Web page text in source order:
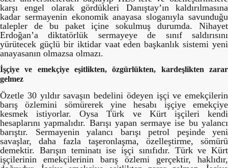
karşı engel olarak gördükleri Danıştay’ın kaldırılmasına
kadar sermayenin ekonomik anayasa sloganıyla savunduğu
talepler de bu paket içine sokulmuş durumda. Nihayet
Erdoğan’a diktatörlük sermayeye de sınıf saldırısını
yürütecek güçlü bir iktidar vaat eden başkanlık sistemi yeni
anayasanın olmazsa olmazı.
İşçiye ve emekçiye eşitlikten, özgürlükten, kardeşlikten zarar
gelmez
Özetle 30 yıldır savaşın bedelini ödeyen işçi ve emekçilerin
barış özlemini sömürerek yine hesabı işçiye emekçiye
kesmek istiyorlar. Oysa Türk ve Kürt işçileri kendi
hesaplarını yapmalıdır. Barışı yapan sermaye ise bu yalancı
barıştır. Sermayenin yalancı barışı petrol peşinde yeni
savaşlar, daha fazla taşeronlaşma, özelleştirme, sömürü
demektir. Barışın teminatı ise işçi sınıfıdır. Türk ve Kürt
işçilerinin emekçilerinin barış özlemi gerçektir, haklıdır,